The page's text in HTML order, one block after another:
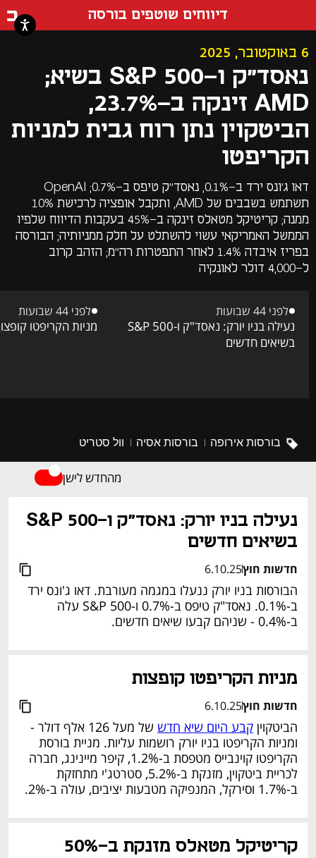
דיווחים שוטפים בורסה
נאסד"ק ו-S&P 500 בשיא;
AMD זינקה ב-23.7%,
הביטקוין נתן רוח גבית למניות
הקריפטו
דאו ג'ונס ירד ב-0.1%, נאסד"ק טיפס ב-0.7%; OpenAI
תשתמש בשבבים של AMD, ותקבל אופציה לרכישת 10%
ממנה; קריטיקל מטאלס זינקה ב-45% בעקבות הדיווח שלפיו
הממשל האמריקאי עשוי להשתלט על חלק ממניותיה; הבורסה
בפריז איבדה 1.4% לאחר התפטרות רה"מ; הזהב קרוב
ל-4,000 דולר לאונקיה
6 באוקטובר, 2025
לפני 44 שבועות
נעילה בניו יורק: נאסד"ק ו-S&P 500
בשיאים חדשים
לפני 44 שבועות
מניות הקריפטו
בורסות אירופה בורסות אסיה וול סטריט
מהחדש לישן
בשיאים חדשים
חדשות חוץ6.10.25
הבורסות בניו יורק ננעלו במגמה מעורבת. דאו ג'ונס ירד
ב-0.4% - שניהם קבעו שיאים חדשים.
מניות הקריפטו קופצות
חדשות חוץ6.10.25
הביטקוין קבע היום שיא חדש
של מעל 126 אלף דולר -
ומניות הקריפטו בניו יורק רושמות עליות. מניית בורסת
לכריית ביטקוין, מזנקת ב-5.2%, סטרטג'י מתחזקת
ב-1.7% וסירקל, המנפיקה מטבעות יציבים, עולה ב-2%.
קריטיקל מטאלס מזנקת ב-50%